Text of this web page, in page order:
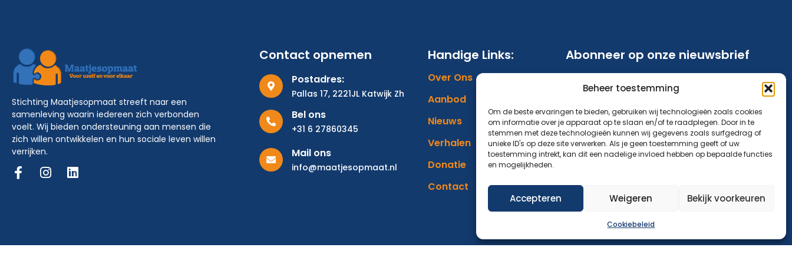
Beheer toestemming
Om de beste ervaringen te bieden, gebruiken wij technologieën zoals cookies
om informatie over je apparaat op te slaan en/of te raadplegen. Door in te
stemmen met deze technologieën kunnen wij gegevens zoals surfgedrag of
unieke ID's op deze site verwerken. Als je geen toestemming geeft of uw
toestemming intrekt, kan dit een nadelige invloed hebben op bepaalde functies
en mogelijkheden.
Accepteren Weigeren Bekijk voorkeuren
Cookiebeleid
Stichting Maatjesopmaat streeft naar een
samenleving waarin iedereen zich verbonden
voelt. Wij bieden ondersteuning aan mensen die
zich willen ontwikkelen en hun sociale leven willen
verrijken.
Contact opnemen
Postadres:
Pallas 17, 2221JL Katwijk Zh
Bel ons
+31 6 27860345
Mail ons
info@maatjesopmaat.nl
Handige Links:
Over Ons
Aanbod
Nieuws
Verhalen
Donatie
Contact
Abonneer op onze nieuwsbrief
nieuwsberichten.
Aanmelden nieuwsbrief